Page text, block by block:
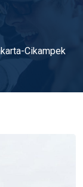
Cikampek